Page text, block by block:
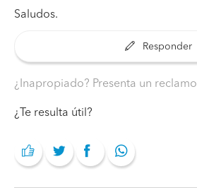
Saludos.
Responder
¿Inapropiado? Presenta un reclamo
¿Te resulta útil?